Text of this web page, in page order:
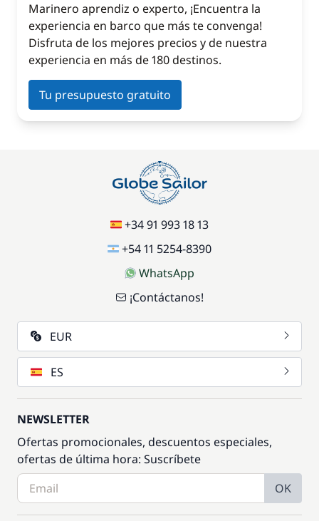
Marinero aprendiz o experto, ¡Encuentra la
experiencia en barco que más te convenga!
Disfruta de los mejores precios y de nuestra
experiencia en más de 180 destinos.
Tu presupuesto gratuito
+34 91 993 18 13
+54 11 5254-8390
WhatsApp
¡Contáctanos!
EUR
ES
NEWSLETTER
Ofertas promocionales, descuentos especiales,
ofertas de última hora: Suscríbete
OK